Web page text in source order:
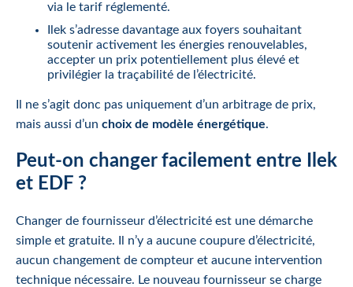
via le tarif réglementé.
Ilek s’adresse davantage aux foyers souhaitant
soutenir activement les énergies renouvelables,
accepter un prix potentiellement plus élevé et
privilégier la traçabilité de l’électricité.
Il ne s’agit donc pas uniquement d’un arbitrage de prix,
mais aussi d’un choix de modèle énergétique.
Peut-on changer facilement entre Ilek
et EDF ?
Changer de fournisseur d’électricité est une démarche
simple et gratuite. Il n’y a aucune coupure d’électricité,
aucun changement de compteur et aucune intervention
technique nécessaire. Le nouveau fournisseur se charge